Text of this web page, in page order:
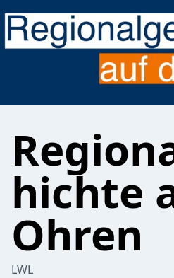
hichte
Ohren
LWL